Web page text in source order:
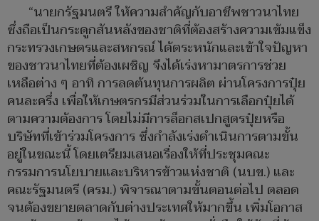
“นายกรัฐมนตรี ให้ความสำคัญกับอาชีพชาวนาไทย
ซึ่งถือเป็นกระดูกสันหลังของชาติที่ต้องสร้างความเข้มแข็ง
กระทรวงเกษตรและสหกรณ์ ได้ตระหนักและเข้าใจปัญหา
ของชาวนาไทยที่ต้องเผชิญ จึงได้เร่งหามาตรการช่วย
เหลือต่าง ๆ อาทิ การลดต้นทุนการผลิต ผ่านโครงการปุ๋ย
คนละครึ่ง เพื่อให้เกษตรกรมีส่วนร่วมในการเลือกปุ๋ยได้
ตามความต้องการ โดยไม่มีการล็อกสเปกสูตรปุ๋ยหรือ
บริษัทที่เข้าร่วมโครงการ ซึ่งกำลังเร่งดำเนินการตามขั้น
อยู่ในขณะนี้ โดยเตรียมเสนอเรื่องให้ที่ประชุมคณะ
กรรมการนโยบายและบริหารข้าวแห่งชาติ (นบข.) และ
คณะรัฐมนตรี (ครม.) พิจารณาตามขั้นตอนต่อไป ตลอด
จนต้องขยายตลาดกับต่างประเทศให้มากขึ้น เพิ่มโอกาส